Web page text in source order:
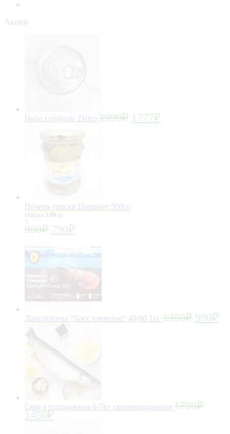
Акции
Икра горбуши 210гр 1999₽ 1777₽
Печень трески Полинет 500гр
Оценка 5.00
из
5
900₽ 790₽
Лангустины "Босс креветос" 40/60 1кг 1350₽ 990₽
Семга потрошеная 6-7кг свежемороженая 1790₽
1450₽